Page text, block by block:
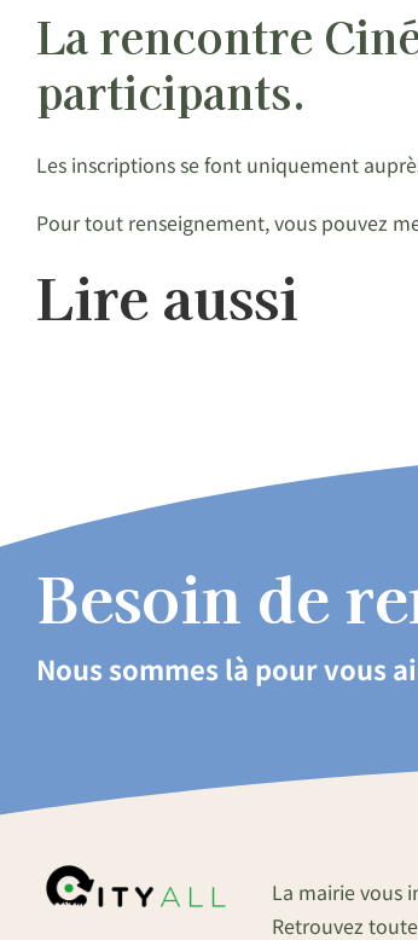
La rencontre
participants.
Les inscriptions se font uniquement
Pour tout renseignement, vous pouvez
Lire aussi
Besoin de
Nous sommes là pour vous
La mairie vous
Retrouvez